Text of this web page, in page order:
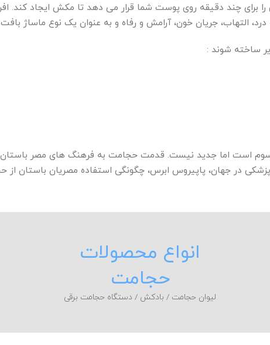
برای چند دقیقه روی پوست شما قرار می دهد تا مکش ایجاد کند.
التهاب، جریان خون، آرامش و رفاه و به عنوان یک نوع ماساژ
ساخته شوند :
است اما جدید نیست. قدمت حجامت به فرهنگ های مصر باستان،
انواع محصولات
حجامت
لیوان حجامت / بادکش / دستگاه حجامت برقی